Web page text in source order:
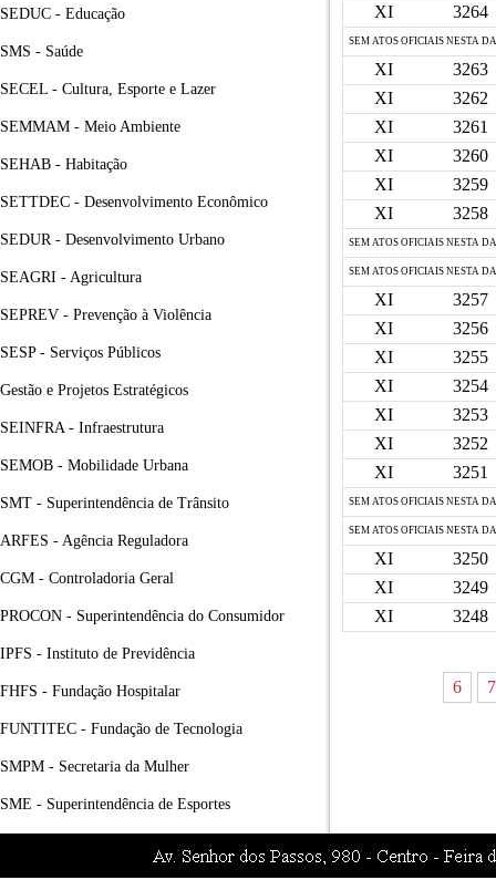
SEDUC - Educação
SMS - Saúde
SECEL - Cultura, Esporte e Lazer
SEMMAM - Meio Ambiente
SEHAB - Habitação
SETTDEC - Desenvolvimento Econômico
SEDUR - Desenvolvimento Urbano
SEAGRI - Agricultura
SEPREV - Prevenção à Violência
SESP - Serviços Públicos
Gestão e Projetos Estratégicos
SEINFRA - Infraestrutura
SEMOB - Mobilidade Urbana
SMT - Superintendência de Trânsito
ARFES - Agência Reguladora
CGM - Controladoria Geral
PROCON - Superintendência do Consumidor
IPFS - Instituto de Previdência
FHFS - Fundação Hospitalar
FUNTITEC - Fundação de Tecnologia
SMPM - Secretaria da Mulher
SME - Superintendência de Esportes
XI
3264
SEM ATOS OFICIAIS NESTA
XI
3263
XI
3262
XI
3261
XI
3260
XI
3259
XI
3258
SEM ATOS OFICIAIS NESTA
SEM ATOS OFICIAIS NESTA
XI
3257
XI
3256
XI
3255
XI
3254
XI
3253
XI
3252
XI
3251
SEM ATOS OFICIAIS NESTA
SEM ATOS OFICIAIS NESTA
XI
3250
XI
3249
XI
3248
6 7